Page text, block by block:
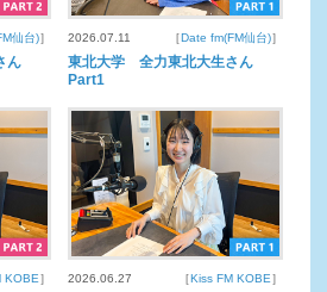
仙台)］
ん
2026.07.11 ［Date fm(FM仙台)］
東北大学 全力東北大生さん
Part1
KOBE］ 2026.06.27 ［Kiss FM KOBE］